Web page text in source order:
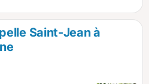
Saint-Jean à